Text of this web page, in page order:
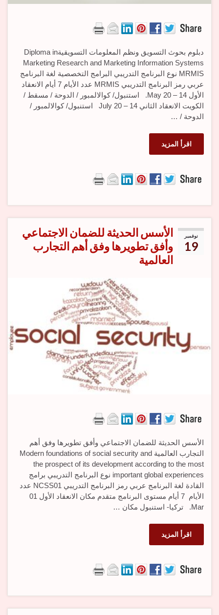
دبلوم بحوث التسويق ونظم المعلومات التسويقيةDiploma in
Marketing Research and Marketing Information Systems
MRMIS نوع البرنامج التدريبي البرامج التخصصية لغة البرنامج
عربي رمز البرنامج التدريبي MRMIS عدد الأيام 7 أيام الانعقاد
الأول 14 – 20 May. استنبول/ كوالالمبور / الدوحة / مسقط /
الكويت الانعقاد الثاني 14 – 20 July استنبول/ كوالالمبور /
الدوحة / …
اقرأ المزيد
نوفمبر
19
الأسس الحديثة للضمان الاجتماعي
وأفق تطويرها وفق أهم التجارب
العالمية
الأسس الحديثة للضمان الاجتماعي وأفق تطويرها وفق أهم
التجارب العالمية Modern foundations of social security and
the prospect of its development according to the most
important global experiences نوع البرنامج التدريبي برامج
القادة لغة البرنامج عربي رمز البرنامج التدريبي NCSS01 عدد
الأيام 7 أيام مستوى البرنامج متقدم مكان الانعقاد الأول 01
Mar. تركيا- استنبول مكان …
اقرأ المزيد